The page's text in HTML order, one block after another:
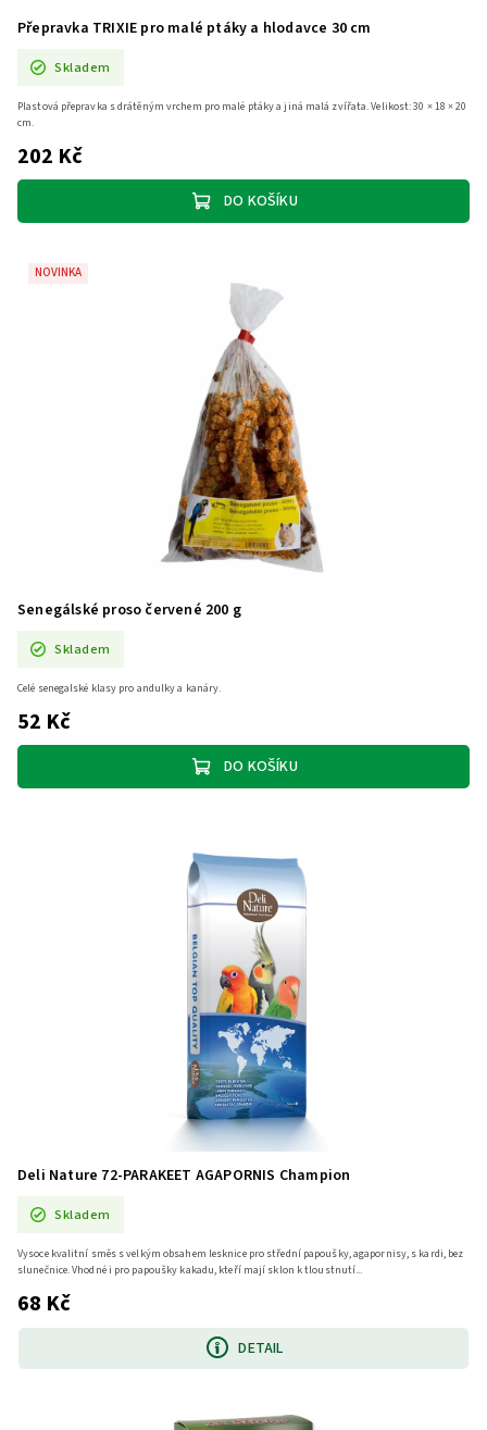
Přepravka TRIXIE pro malé ptáky a hlodavce 30 cm
Skladem
202 Kč
DO KOŠÍKU
Plastová přepravka s drátěným vrchem pro malé ptáky a jiná malá zvířata. Velikost: 30 × 18 × 20
cm.
NOVINKA
Senegálské proso červené 200 g
Skladem
52 Kč
DO KOŠÍKU
Celé senegalské klasy pro andulky a kanáry.
Deli Nature 72-PARAKEET AGAPORNIS Champion
Skladem
68 Kč
DETAIL
Vysoce kvalitní směs s velkým obsahem lesknice pro střední papoušky, agapornisy, s kardi, bez
slunečnice. Vhodné i pro papoušky kakadu, kteří mají sklon k tloustnutí...